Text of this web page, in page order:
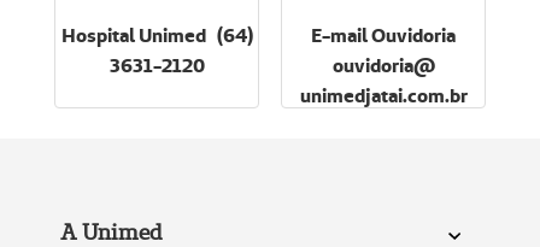
Hospital Unimed (64)
3631-2120
E-mail Ouvidoria
ouvidoria@
unimedjatai.com.br
A Unimed